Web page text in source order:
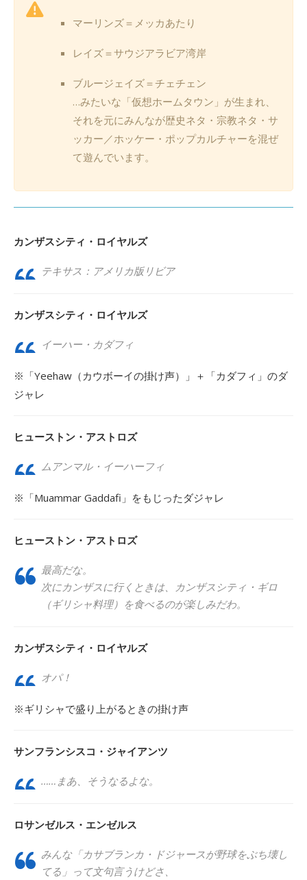
マーリンズ＝メッカあたり
レイズ＝サウジアラビア湾岸
ブルージェイズ＝チェチェン
…みたいな「仮想ホームタウン」が生まれ、
それを元にみんなが歴史ネタ・宗教ネタ・サ
ッカー／ホッケー・ポップカルチャーを混ぜ
て遊んでいます。
カンザスシティ・ロイヤルズ
テキサス：アメリカ版リビア
カンザスシティ・ロイヤルズ
イーハー・カダフィ
※「Yeehaw（カウボーイの掛け声）」＋「カダフィ」のダ
ジャレ
ヒューストン・アストロズ
ムアンマル・イーハーフィ
※「Muammar Gaddafi」をもじったダジャレ
ヒューストン・アストロズ
最高だな。
次にカンザスに行くときは、カンザスシティ・ギロ
（ギリシャ料理）を食べるのが楽しみだわ。
カンザスシティ・ロイヤルズ
オパ！
※ギリシャで盛り上がるときの掛け声
サンフランシスコ・ジャイアンツ
……まあ、そうなるよな。
ロサンゼルス・エンゼルス
みんな「カサブランカ・ドジャースが野球をぶち壊し
てる」って文句言うけどさ、